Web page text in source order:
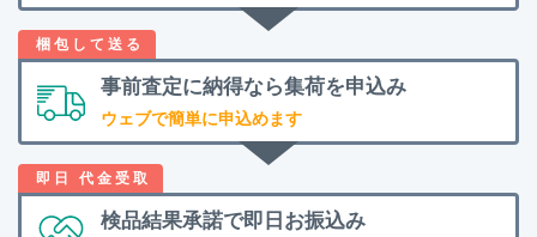
事前査定に納得なら集荷を申込み
ウェブで簡単に申込めます
検品結果承諾で即日お振込み